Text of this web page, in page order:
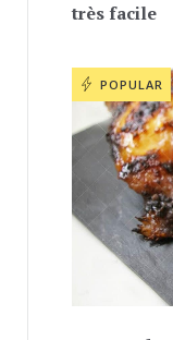
très facile
POPULAR